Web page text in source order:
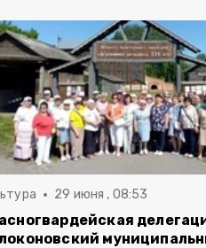
29 июня , 08:53